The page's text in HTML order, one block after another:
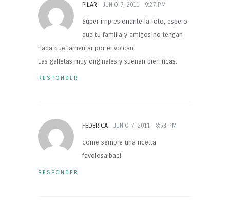
PILAR JUNIO 7, 2011 9:27 PM
Súper impresionante la foto, espero
que tu familia y amigos no tengan
nada que lamentar por el volcán.
Las galletas muy originales y suenan bien ricas.
RESPONDER
FEDERICA JUNIO 7, 2011 8:53 PM
come sempre una ricetta
favolosa!baci!
RESPONDER